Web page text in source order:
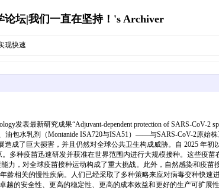
论坛|我们一直在坚持！'s Archiver
现快速
最新研究成果“Adjuvant-dependent protection of SARS-CoV-2
包水乳剂（Montanide ISA720与ISA51）——与SARS-CoV-2原始
成了巨大损害，并且仍然对全球公共卫生构成威胁。自 2025 年
多种疫苗迅速研发并获准在世界范围内进行大规模接种。这些疫
力，对全球疫苗接种运动构成了重大挑战。此外，自然感染和疫
相关的慢性疾病。人们已经采取了多种策略来应对病毒变种快
的安全性、更高的稳定性、更高的成本效益和更好的生产可扩展